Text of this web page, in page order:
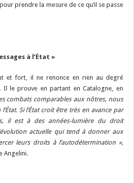
prendre la mesure de ce qu’il se passe
à l’État »
et fort, il ne renonce en rien au degré
Il le prouve en partant en Catalogne, en
combats comparables aux nôtres, nous
Si l’État croit être très en avance par
il est à des années-lumière du droit
actuelle qui tend à donner aux
leurs droits à l’autodétermination »,
Angelini.